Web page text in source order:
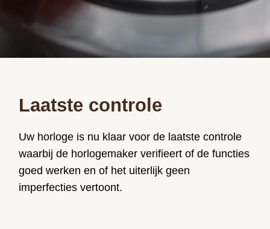
Laatste controle
Uw horloge is nu klaar voor de laatste controle
waarbij de horlogemaker verifieert of de functies
goed werken en of het uiterlijk geen
imperfecties vertoont.